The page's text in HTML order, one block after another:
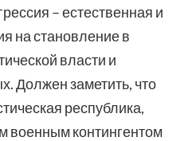
– естественная и
на становление в
власти и
Должен заметить, что
республика,
военным контингентом